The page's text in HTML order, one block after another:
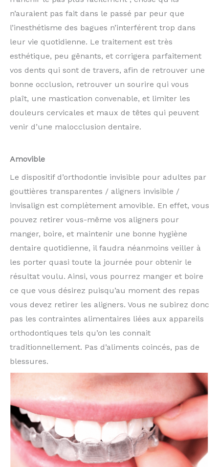
n’auraient pas fait dans le passé par peur que
l’inesthétisme des bagues n’interférent trop dans
leur vie quotidienne. Le traitement est très
esthétique, peu gênants, et corrigera parfaitement
vos dents qui sont de travers, afin de retrouver une
bonne occlusion, retrouver un sourire qui vous
plaît, une mastication convenable, et limiter les
douleurs cervicales et maux de têtes qui peuvent
venir d’une malocclusion dentaire.
Amovible
Le dispositif d’orthodontie invisible pour adultes par
gouttières transparentes / aligners invisible /
invisalign est complètement amovible. En effet, vous
pouvez retirer vous-même vos aligners pour
manger, boire, et maintenir une bonne hygiène
dentaire quotidienne, il faudra néanmoins veiller à
les porter quasi toute la journée pour obtenir le
résultat voulu. Ainsi, vous pourrez manger et boire
ce que vous désirez puisqu’au moment des repas
vous devez retirer les aligners. Vous ne subirez donc
pas les contraintes alimentaires liées aux appareils
orthodontiques tels qu’on les connait
traditionnellement. Pas d’aliments coincés, pas de
blessures.